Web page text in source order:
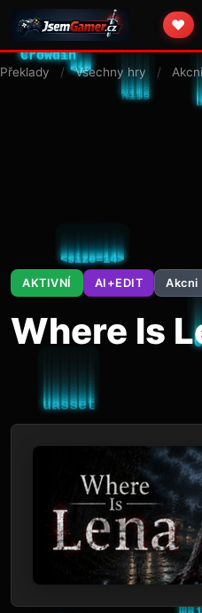
❤️
Překlady / Všechny hry / Akcni
AKTIVNÍ AI+EDIT Akcni
Where Is